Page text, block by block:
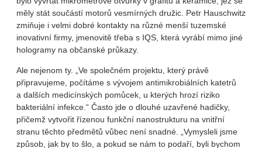
měly stát součástí motorů vesmírných družic. Petr Hauschwitz
zmiňuje i velmi dobré kontakty na různé menší tuzemské
inovativní firmy, jmenovitě třeba s IQS, která vyrábí mimo jiné
hologramy na občanské průkazy.
Ale nejenom ty. „Ve společném projektu, který právě
připravujeme, počítáme s vývojem antimikrobiálních katetrů
a dalších medicínských pomůcek, u kterých hrozí riziko
bakteriální infekce.“ Často jde o dlouhé uzavřené hadičky,
přičemž vytvořit řízenou funkční nanostrukturu na vnitřní
stranu těchto předmětů vůbec není snadné. „Vymysleli jsme
způsob, jak by to šlo, a pokud se nám to podaří, byli bychom